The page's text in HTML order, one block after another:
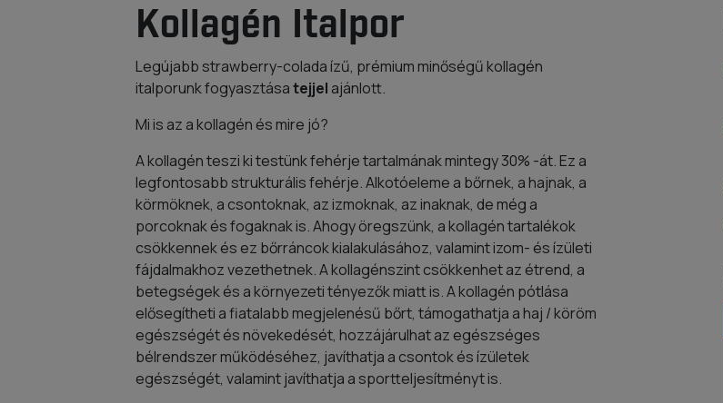
Kollagén Italpor
Legújabb strawberry-colada ízű, prémium minőségű kollagén
italporunk fogyasztásatejjel ajánlott.
Mi is az a kollagén és mire jó?
A kollagén teszi ki testünk fehérje tartalmának mintegy 30% -át. Ez a
legfontosabb strukturális fehérje. Alkotóeleme a bőrnek, a hajnak, a
körmöknek, a csontoknak, az izmoknak, az inaknak, de még a
porcoknak és fogaknak is. Ahogy öregszünk, a kollagén tartalékok
csökkennek és ez bőrráncok kialakulásához, valamint izom- és ízületi
fájdalmakhoz vezethetnek. A kollagénszint csökkenhet az étrend, a
betegségek és a környezeti tényezők miatt is. A kollagén pótlása
elősegítheti a fiatalabb megjelenésű bőrt, támogathatja a haj / köröm
egészségét és növekedését, hozzájárulhat az egészséges
bélrendszer működéséhez, javíthatja a csontok és ízületek
egészségét, valamint javíthatja a sportteljesítményt is.